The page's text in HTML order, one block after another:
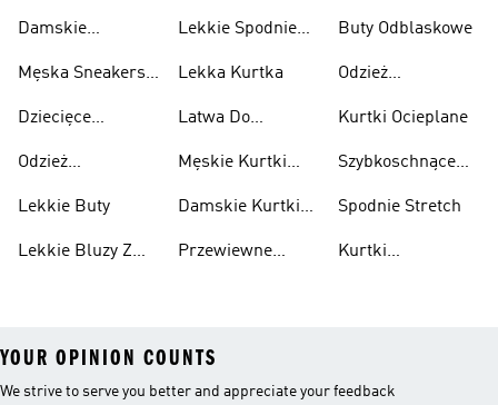
Damskie
Przewiewne
Męska Sneakersy
Dziecięce
Przewiewne
Odzież
Lekkie Buty
Lekkie Bluzy Z
Lekkie Spodnie
Lekka Kurtka
Latwa Do
Kurtki
Męskie Kurtki
Damskie Kurtki
Przewiewne
Buty Odblaskowe
Odzież
Kurtki Ocieplane
Szybkoschnące
Spodnie Stretch
Kurtki
YOUR OPINION COUNTS
We strive to serve you better and appreciate your feedback